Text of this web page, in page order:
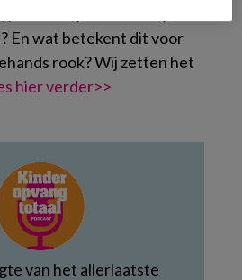
En wat betekent dit voor
rook? Wij zetten het
hier verder>>
van het allerlaatste